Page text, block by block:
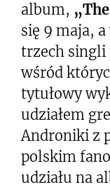
album,
się 9 maja,
trzech singli
wśród
tytułowy
udziałem
Androniki z
polskim
udziału na